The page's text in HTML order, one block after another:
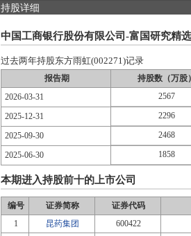
持股详细
中国工商银行股份有限公司-富国研究精
过去两年持股东方雨虹(002271)记录
报告期
持股数（万股
2026-03-31
2567
2025-12-31 2296
2025-09-30 2468
2025-06-30 1858
本期进入持股前十的上市公司
编号 证券简称
证券代码
1
昆药集团
600422